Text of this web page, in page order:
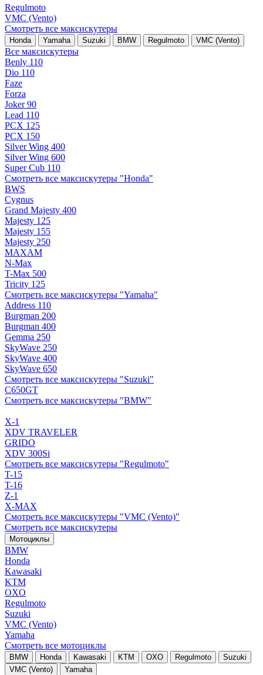
Regulmoto
VMC (Vento)
Смотреть все максискутеры
Honda Yamaha Suzuki BMW Regulmoto VMC (Vento)
Все максискутеры
Benly 110
Dio 110
Faze
Forza
Joker 90
Lead 110
PCX 125
PCX 150
Silver Wing 400
Silver Wing 600
Super Cub 110
Смотреть все максискутеры "Honda"
BWS
Cygnus
Grand Majesty 400
Majesty 125
Majesty 155
Majesty 250
MAXAM
N-Max
T-Max 500
Tricity 125
Смотреть все максискутеры "Yamaha"
Address 110
Burgman 200
Burgman 400
Gemma 250
SkyWave 250
SkyWave 400
SkyWave 650
Смотреть все максискутеры "Suzuki"
C650GT
Смотреть все максискутеры "BMW"
X-1
XDV TRAVELER
GRIDO
XDV 300Si
Смотреть все максискутеры "Regulmoto"
T-15
T-16
Z-1
X-MAX
Смотреть все максискутеры "VMC (Vento)"
Смотреть все максискутеры
Мотоциклы
BMW
Honda
Kawasaki
KTM
OXO
Regulmoto
Suzuki
VMC (Vento)
Yamaha
Смотреть все мотоциклы
BMW Honda Kawasaki KTM OXO Regulmoto
Suzuki
VMC (Vento)
Yamaha